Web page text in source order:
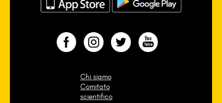
Chi siamo
Comitato
scientifico